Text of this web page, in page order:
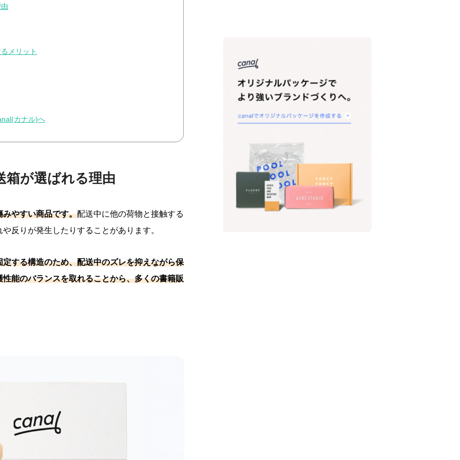
メリット
カナル)へ
箱が選ばれる理由
みやすい商品です。配送中に他の荷物と接触する
反りが発生したりすることがあります。
する構造のため、配送中のズレを抑えながら保
能のバランスを取れることから、多くの書籍販